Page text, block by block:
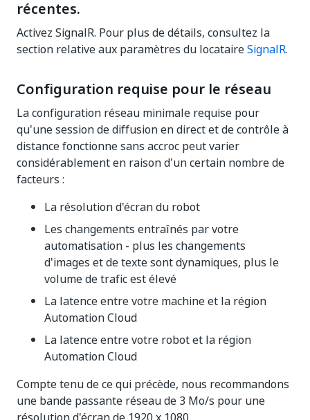
récentes.
Activez SignalR. Pour plus de détails, consultez la
section relative aux paramètres du locataireSignalR.
Configuration requise pour le réseau
La configuration réseau minimale requise pour
qu'une session de diffusion en direct et de contrôle à
distance fonctionne sans accroc peut varier
considérablement en raison d'un certain nombre de
facteurs :
La résolution d'écran du robot
Les changements entraînés par votre
automatisation - plus les changements
d'images et de texte sont dynamiques, plus le
volume de trafic est élevé
La latence entre votre machine et la région
Automation Cloud
La latence entre votre robot et la région
Automation Cloud
Compte tenu de ce qui précède, nous recommandons
une bande passante réseau de 3 Mo/s pour une